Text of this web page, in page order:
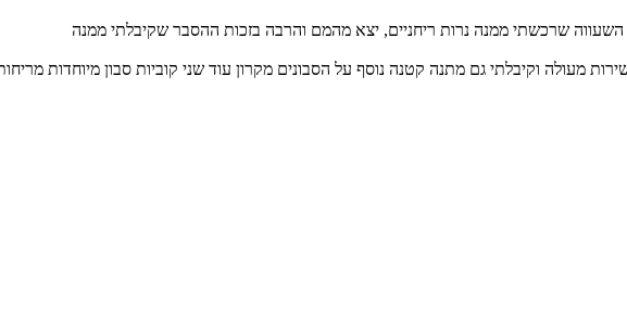
השעווה שרכשתי ממנה נרות ריחניים, יצא מהמם והרבה בזכות ההסבר שקיבלתי ממנה
מעולה וקיבלתי גם מתנה קטנה נוסף על הסבונים מקרון עוד שני קוביות סבון מיוחדות